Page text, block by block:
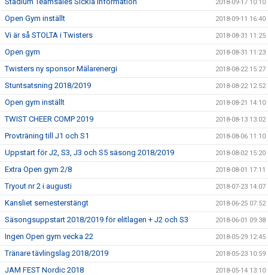
2018-09-17 10:10
Open Gym inställt 2018-09-11 16:40
Vi är så STOLTA i Twisters 2018-08-31 11:25
Open gym 2018-08-31 11:23
Twisters ny sponsor Mälarenergi 2018-08-22 15:27
Stuntsatsning 2018/2019 2018-08-22 12:52
Open gym inställt 2018-08-21 14:10
TWIST CHEER COMP 2019 2018-08-13 13:02
Provträning till J1 och S1 2018-08-06 11:10
Uppstart för J2, S3, J3 och S5 säsong 2018/2019 2018-08-02 15:20
Extra Open gym 2/8 2018-08-01 17:11
Tryout nr 2 i augusti 2018-07-23 14:07
Kansliet semesterstängt 2018-06-25 07:52
Säsongsuppstart 2018/2019 för elitlagen + J2 och S3 2018-06-01 09:38
Ingen Open gym vecka 22 2018-05-29 12:45
Tränare tävlingslag 2018/2019 2018-05-23 10:59
JAM FEST Nordic 2018 2018-05-14 13:10